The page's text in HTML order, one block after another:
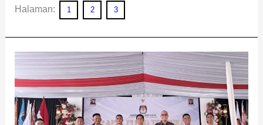
Halaman: 1 2 3
Sah,
Hendri
Bupati
dan